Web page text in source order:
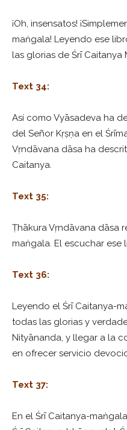
¡Oh, insensatos!
maṅgala! Leyendo ese
las glorias de Śrī Caitanya
Text 34:
Así como Vyāsadeva ha
del Señor Kṛṣṇa en el
Vṛndāvana dāsa ha
Caitanya.
Text 35:
Ṭhākura Vṛndāvana dāsa
maṅgala. El escuchar ese
Text 36:
Leyendo el Śrī Caitanya-
todas las glorias y
Nityānanda, y llegar a la
en ofrecer servicio
Text 37:
En el Śrī Caitanya-